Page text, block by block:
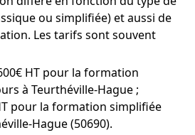
ou simplifiée) et aussi de
Les tarifs sont souvent
HT pour la formation
à Teurthéville-Hague ;
pour la formation simplifiée
Hague (50690).